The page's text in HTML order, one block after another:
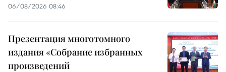
06/08/2026 08:46
Презентация многотомного
издания «Собрание избранных
произведений